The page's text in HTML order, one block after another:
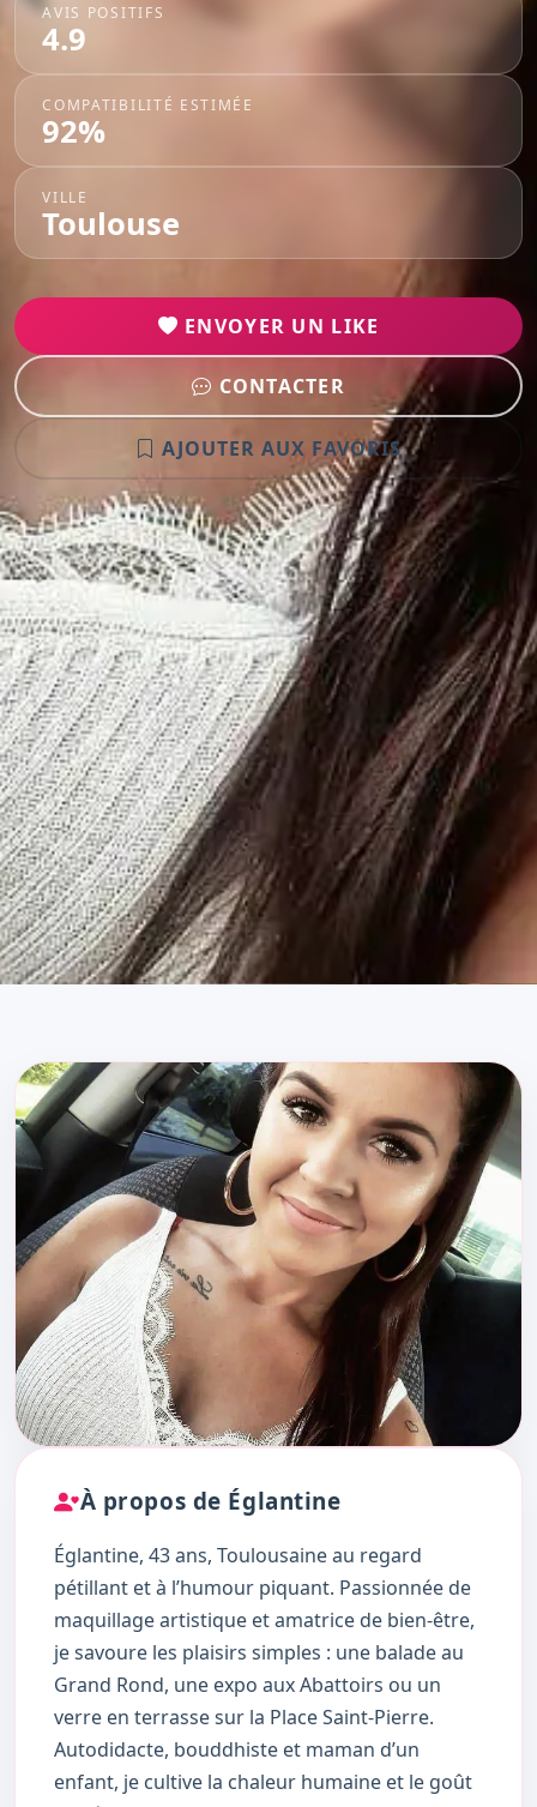
AVIS POSITIFS
4.9
COMPATIBILITÉ ESTIMÉE
92%
VILLE
Toulouse
ENVOYER UN LIKE
CONTACTER
AJOUTER AUX FAVORIS
À propos de Églantine
Églantine, 43 ans, Toulousaine au regard
pétillant et à l’humour piquant. Passionnée de
maquillage artistique et amatrice de bien-être,
je savoure les plaisirs simples : une balade au
Grand Rond, une expo aux Abattoirs ou un
verre en terrasse sur la Place Saint-Pierre.
Autodidacte, bouddhiste et maman d’un
enfant, je cultive la chaleur humaine et le goût